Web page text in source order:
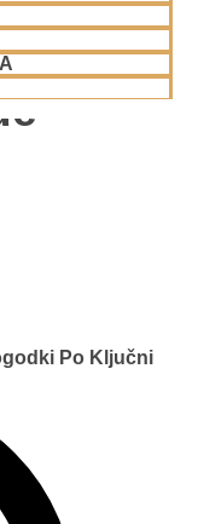
Za
Po Ključni